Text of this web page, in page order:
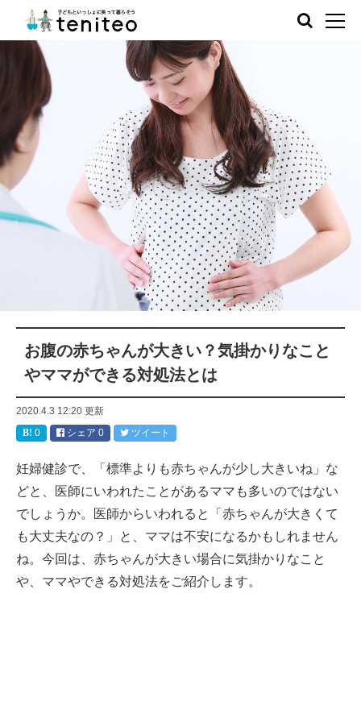
お腹の赤ちゃんが大きい？気掛かりなこと
やママができる対処法とは
2020.4.3 12:20 更新
0
シェア 0 ツイート
妊婦健診で、「標準よりも赤ちゃんが少し大きいね」な
どと、医師にいわれたことがあるママも多いのではない
でしょうか。医師からいわれると「赤ちゃんが大きくて
も大丈夫なの？」と、ママは不安になるかもしれません
ね。今回は、赤ちゃんが大きい場合に気掛かりなこと
や、ママやできる対処法をご紹介します。